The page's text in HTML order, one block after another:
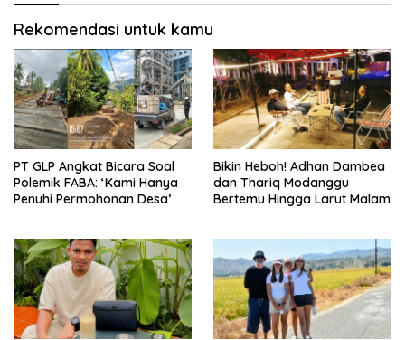
Rekomendasi untuk kamu
PT GLP Angkat Bicara Soal
Polemik FABA: ‘Kami Hanya
Penuhi Permohonan Desa’
Bikin Heboh! Adhan Dambea
dan Thariq Modanggu
Bertemu Hingga Larut Malam